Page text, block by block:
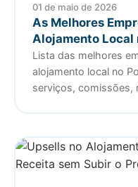
01 de maio de 2026
As Melhores
Alojamento Local
Lista das melhores
alojamento local no
serviços, comissões,